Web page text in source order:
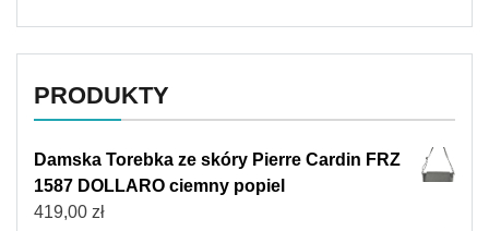
PRODUKTY
Damska Torebka ze skóry Pierre Cardin FRZ
1587 DOLLARO ciemny popiel
419,00 zł